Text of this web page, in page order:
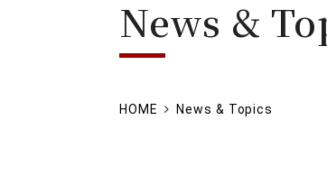
News &
HOME News & Topics